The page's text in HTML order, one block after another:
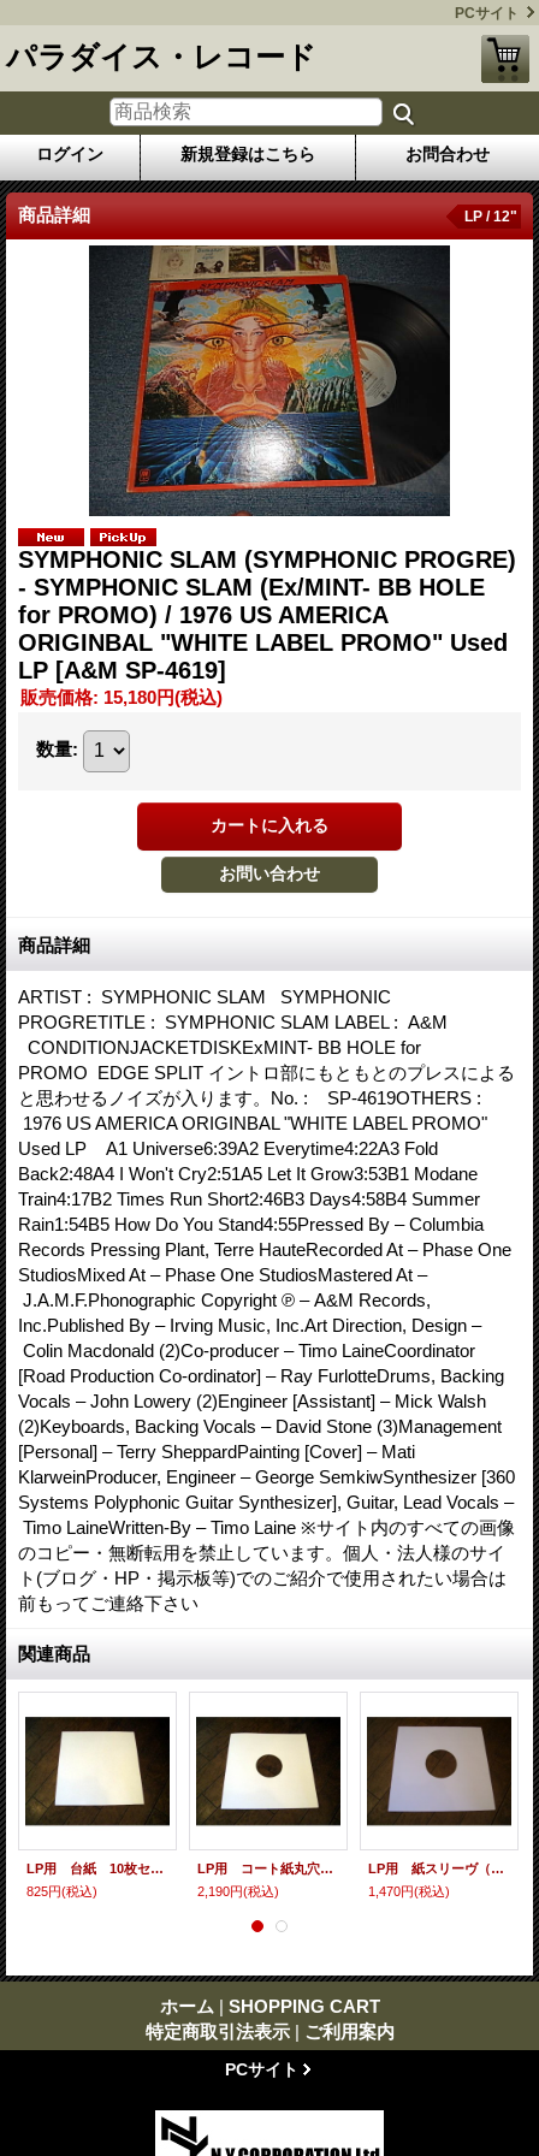
PCサイト
パラダイス・レコード
ログイン 新規登録はこちら お問合わせ
商品詳細 LP / 12"
SYMPHONIC SLAM (SYMPHONIC PROGRE)
- SYMPHONIC SLAM (Ex/MINT- BB HOLE
for PROMO) / 1976 US AMERICA
ORIGINBAL "WHITE LABEL PROMO" Used
LP [A&M SP-4619]
販売価格: 15,180円(税込)
数量:
商品詳細
ARTIST : SYMPHONIC SLAM SYMPHONIC
PROGRETITLE : SYMPHONIC SLAM LABEL : A&M
CONDITIONJACKETDISKExMINT- BB HOLE for
PROMO EDGE SPLIT イントロ部にもともとのプレスによる
と思わせるノイズが入ります。No. : SP-4619OTHERS :
1976 US AMERICA ORIGINBAL "WHITE LABEL PROMO"
Used LP A1 Universe6:39A2 Everytime4:22A3 Fold
Back2:48A4 I Won't Cry2:51A5 Let It Grow3:53B1 Modane
Train4:17B2 Times Run Short2:46B3 Days4:58B4 Summer
Rain1:54B5 How Do You Stand4:55Pressed By – Columbia
Records Pressing Plant, Terre HauteRecorded At – Phase One
StudiosMixed At – Phase One StudiosMastered At –
J.A.M.F.Phonographic Copyright ℗ – A&M Records,
Inc.Published By – Irving Music, Inc.Art Direction, Design –
Colin Macdonald (2)Co-producer – Timo LaineCoordinator
[Road Production Co-ordinator] – Ray FurlotteDrums, Backing
Vocals – John Lowery (2)Engineer [Assistant] – Mick Walsh
(2)Keyboards, Backing Vocals – David Stone (3)Management
[Personal] – Terry SheppardPainting [Cover] – Mati
KlarweinProducer, Engineer – George SemkiwSynthesizer [360
Systems Polyphonic Guitar Synthesizer], Guitar, Lead Vocals –
Timo LaineWritten-By – Timo Laine ※サイト内のすべての画像
のコピー・無断転用を禁止しています。個人・法人様のサイ
ト(ブログ・HP・掲示板等)でのご紹介で使用されたい場合は
前もってご連絡下さい
関連商品
LP用 台紙 10枚セット
825円(税込)
LP用 コート紙丸穴ジャケ 10枚セット
2,190円(税込)
LP用 紙スリーヴ（レギュラー 四角の角） 10枚セット
1,470円(税込)
ホーム | SHOPPING CART
特定商取引法表示 | ご利用案内
PCサイト